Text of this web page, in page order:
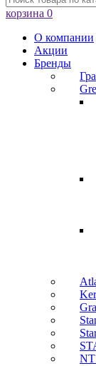
корзина 0
О компании
Акции
Бренды
NT